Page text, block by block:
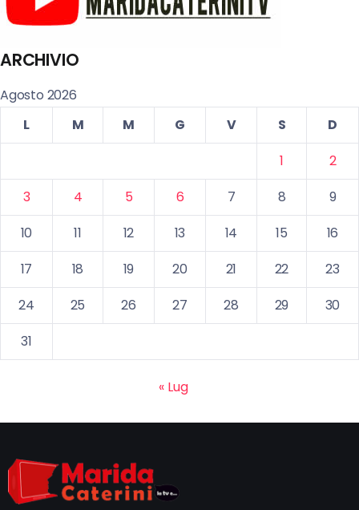
ARCHIVIO
Agosto 2026
L
M M G V S
D
1
2
3
4 5 6 7 8
9
10
11 12 13 14 15
16
17
18 19 20 21 22
23
24
25 26 27 28 29
30
31
« Lug